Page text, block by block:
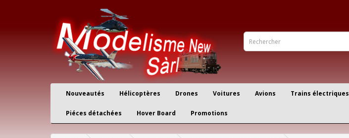
Nouveautés Hélicoptères Drones Voitures Avions Trains électriques
Piéces détachées Hover Board Promotions